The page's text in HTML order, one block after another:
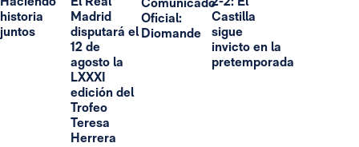
historia
juntos
Madrid
disputará el
12 de
agosto la
LXXXI
edición del
Trofeo
Teresa
Herrera
Oficial:
Diomande
Castilla
sigue
invicto en la
pretemporada